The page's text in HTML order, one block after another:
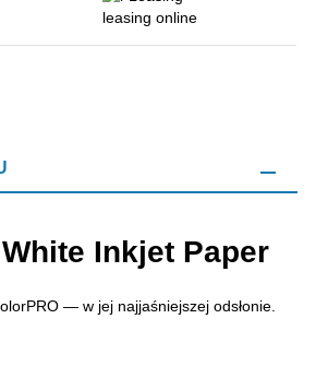
Inkjet Paper
— w jej najjaśniejszej odsłonie.